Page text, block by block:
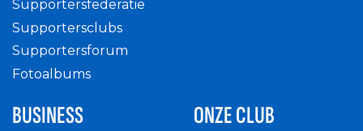
Supportersfederatie
Supportersclubs
Supportersforum
Fotoalbums
BUSINESS ONZE CLUB